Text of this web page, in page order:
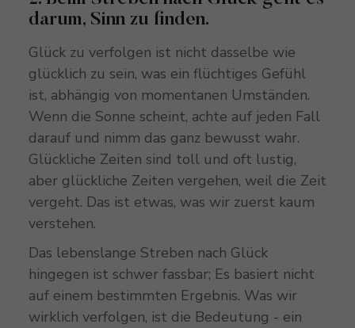
darum, Sinn zu finden.
Glück zu verfolgen ist nicht dasselbe wie
glücklich zu sein, was ein flüchtiges Gefühl
ist, abhängig von momentanen Umständen.
Wenn die Sonne scheint, achte auf jeden Fall
darauf und nimm das ganz bewusst wahr.
Glückliche Zeiten sind toll und oft lustig,
aber glückliche Zeiten vergehen, weil die Zeit
vergeht. Das ist etwas, was wir zuerst kaum
verstehen.
Das lebenslange Streben nach Glück
hingegen ist schwer fassbar; Es basiert nicht
auf einem bestimmten Ergebnis. Was wir
wirklich verfolgen, ist die Bedeutung - ein